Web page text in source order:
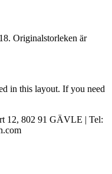
. Originalstorleken är
in this layout. If you need
12, 802 91 GÄVLE | Tel: